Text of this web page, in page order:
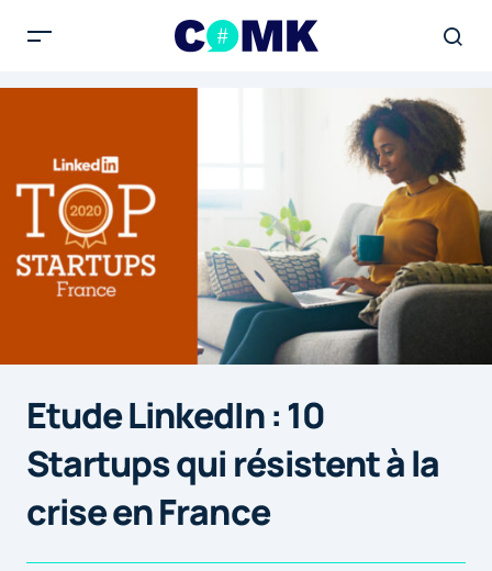
Etude LinkedIn : 10
Startups qui résistent à la
crise en France